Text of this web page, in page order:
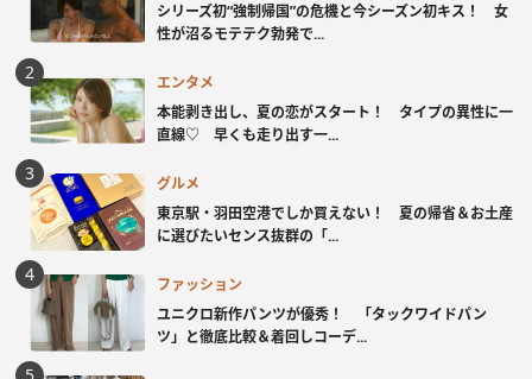
シリーズ初“強制帰国”の危機と今シーズン初キス！ 女
性が沼るモテテク勃発で...
エンタメ
本能剥き出し、夏の恋がスタート！ タイプの異性に一
直線♡ 早くも走り出す一...
グルメ
東京駅・羽田空港でしか買えない！ 夏の帰省＆お土産
に選びたいセンス抜群の「...
ファッション
ユニクロ新作パンツが優秀！ 「タックワイドパン
ツ」と徹底比較＆着回しコーデ...